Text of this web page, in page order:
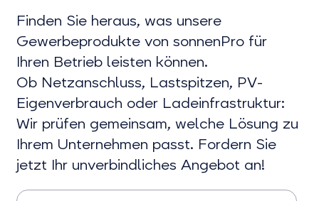
Finden Sie heraus, was unsere
Gewerbeprodukte von sonnenPro für
Ihren Betrieb leisten können.
Ob Netzanschluss, Lastspitzen, PV-
Eigenverbrauch oder Ladeinfrastruktur:
Wir prüfen gemeinsam, welche Lösung zu
Ihrem Unternehmen passt. Fordern Sie
jetzt Ihr unverbindliches Angebot an!